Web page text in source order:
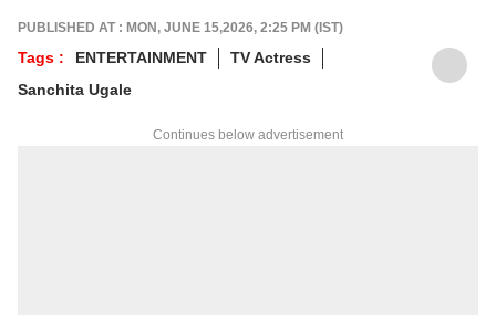
PUBLISHED AT : MON, JUNE 15,2026, 2:25 PM (IST)
Tags : ENTERTAINMENT
TV Actress
Sanchita Ugale
Continues below advertisement